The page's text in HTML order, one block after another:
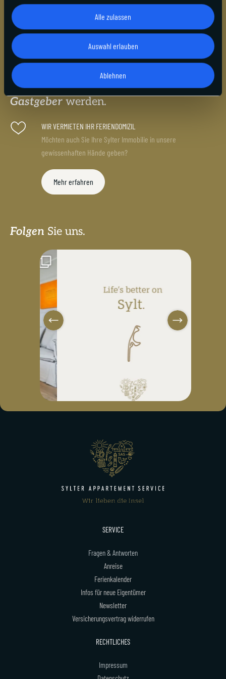
Alle zulassen
Auswahl erlauben
Ablehnen
ANREISE
Täglich 24 Stunden möglich
Folgen Sie uns.
Gastgeber werden.
WIR VERMIETEN IHR FERIENDOMIZIL
Möchten auch Sie Ihre Sylter Immobilie in unsere
gewissenhaften Hände geben?
Mehr erfahren
SERVICE
Fragen & Antworten
Anreise
Ferienkalender
Infos für neue Eigentümer
Newsletter
Versicherungsvertrag widerrufen
RECHTLICHES
Impressum